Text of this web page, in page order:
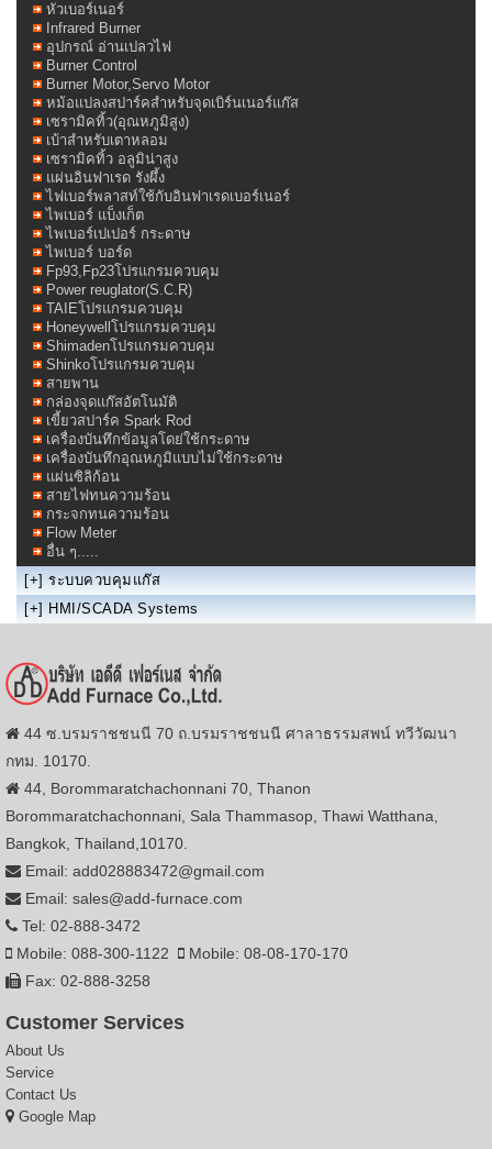
หัวเบอร์เนอร์
Infrared Burner
อุปกรณ์ อ่านเปลวไฟ
Burner Control
Burner Motor,Servo Motor
หม้อแปลงสปาร์คสำหรับจุดเบิร์นเนอร์แก๊ส
เซรามิคทิ้ว(อุณหภูมิสูง)
เบ้าสำหรับเตาหลอม
เซรามิคทิ้ว อลูมิน่าสูง
แผ่นอินฟาเรด รังผึ้ง
ไฟเบอร์พลาสท์ใช้กับอินฟาเรดเบอร์เนอร์
ไพเบอร์ แบ็งเก็ต
ไพเบอร์เปเปอร์ กระดาษ
ไพเบอร์ บอร์ด
Fp93,Fp23โปรแกรมควบคุม
Power reuglator(S.C.R)
TAIEโปรแกรมควบคุม
Honeywellโปรแกรมควบคุม
Shimadenโปรแกรมควบคุม
Shinkoโปรแกรมควบคุม
สายพาน
กล่องจุดแก๊สอัตโนมัติ
เขี้ยวสปาร์ค Spark Rod
เครื่องบันทึกข้อมูลโดย่ใช้กระดาษ
เครื่องบันทึกอุณหภูมิแบบไม่ใช้กระดาษ
แผ่นซิลิก้อน
สายไฟทนความร้อน
กระจกทนความร้อน
Flow Meter
อื่น ๆ.....
[+] ระบบควบคุมแก๊ส
[+] HMI/SCADA Systems
44 ซ.บรมราชชนนี 70 ถ.บรมราชชนนี ศาลาธรรมสพน์ ทวีวัฒนา
กทม. 10170.
44, Borommaratchachonnani 70, Thanon
Borommaratchachonnani, Sala Thammasop, Thawi Watthana,
Bangkok, Thailand,10170.
Email: add028883472@gmail.com
Email: sales@add-furnace.com
Tel: 02-888-3472
Mobile: 088-300-1122
Mobile: 08-08-170-170
Fax: 02-888-3258
Customer Services
About Us
Service
Contact Us
Google Map